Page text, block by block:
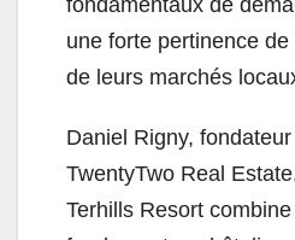
fondamentaux de
une forte pertinence
de leurs marchés
Daniel Rigny,
TwentyTwo Real
Terhills Resort